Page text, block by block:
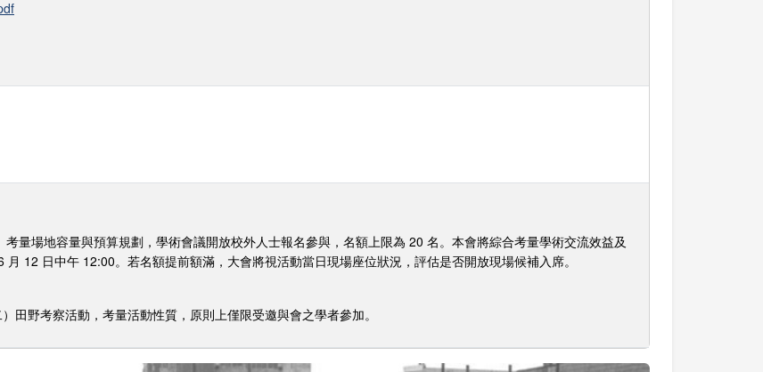
量場地容量與預算規劃，學術會議開放校外人士報名參與，名額上限為 20 名。本會將綜合考量學術交流效益及
12 日中午 12:00。若名額提前額滿，大會將視活動當日現場座位狀況，評估是否開放現場候補入席。
田野考察活動，考量活動性質，原則上僅限受邀與會之學者參加。